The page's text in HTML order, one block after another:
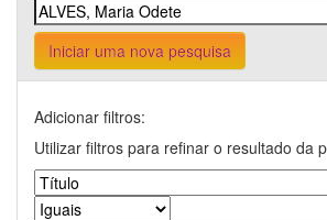
Iniciar uma nova pesquisa
Adicionar filtros:
Utilizar filtros para refinar o resultado da